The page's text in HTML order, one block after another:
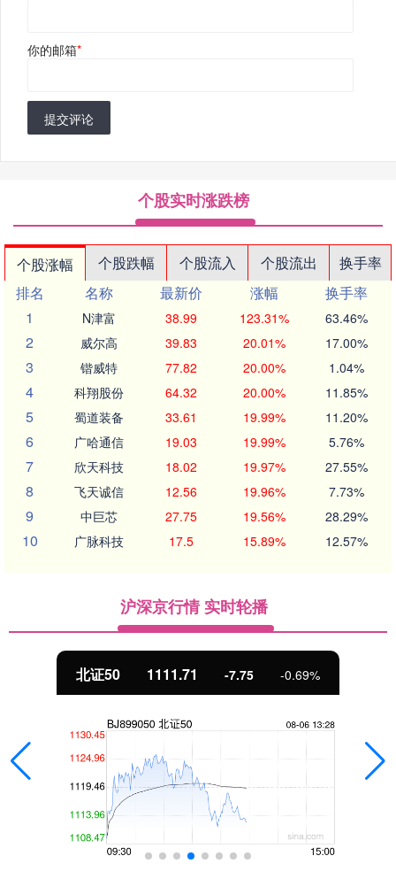
你的邮箱*
提交评论
个股实时涨跌榜
个股涨幅 个股跌幅 个股流入 个股流出
换手率
排名
名称 最新价 涨幅
换手率
1
N津富 38.99 123.31% 63.46%
2 威尔高 39.83 20.01% 17.00%
3 锴威特 77.82 20.00% 1.04%
4 科翔股份 64.32 20.00% 11.85%
5 蜀道装备 33.61 19.99% 11.20%
6 广哈通信 19.03 19.99% 5.76%
7 欣天科技 18.02 19.97% 27.55%
8 飞天诚信 12.56 19.96% 7.73%
9 中巨芯 27.75 19.56% 28.29%
10 广脉科技 17.5 15.89% 12.57%
沪深京行情 实时轮播
北证50 1111.71 -7.75 -0.69%